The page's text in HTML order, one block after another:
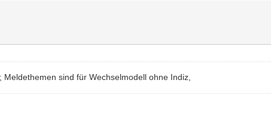
sind für Wechselmodell ohne Indiz,